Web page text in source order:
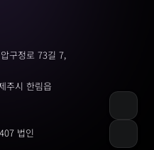
구정로 73길 7,
주시 한림읍
법인